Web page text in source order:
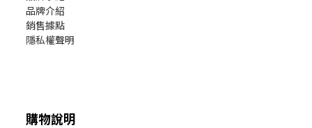
品牌介紹
銷售據點
隱私權聲明
購物說明